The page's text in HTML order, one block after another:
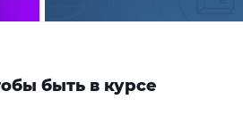
быть в курсе